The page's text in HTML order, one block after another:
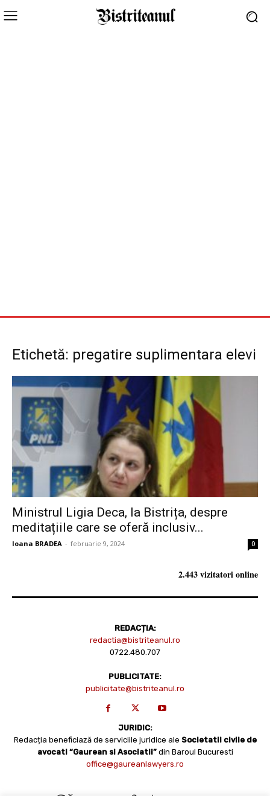
Etichetă: pregatire suplimentara elevi
Ministrul Ligia Deca, la Bistrița, despre
meditațiile care se oferă inclusiv...
Ioana BRADEA - februarie 9, 2024 0
2.443 vizitatori online
REDACȚIA:
redactia@bistriteanul.ro
0722.480.707
PUBLICITATE:
publicitate@bistriteanul.ro
JURIDIC:
Redacția beneficiază de serviciile juridice ale Societatii civile de
avocati “Gaurean si Asociatii” din Baroul Bucuresti
office@gaureanlawyers.ro